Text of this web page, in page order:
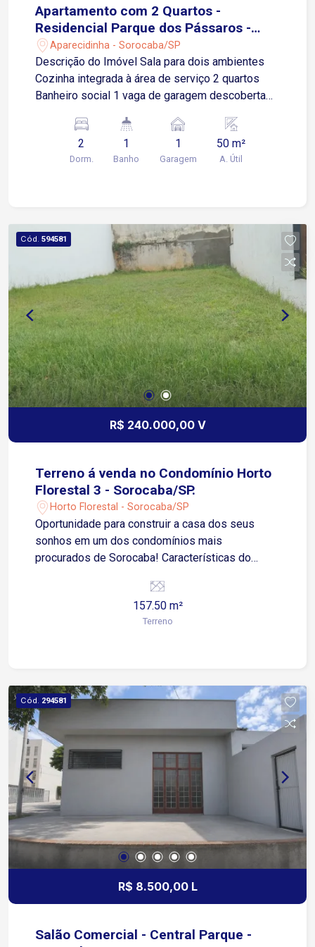
Apartamento com 2 Quartos -
Residencial Parque dos Pássaros -
Sorocaba/SP
Aparecidinha - Sorocaba/SP
Descrição do Imóvel Sala para dois ambientes
Cozinha integrada à área de serviço 2 quartos
Banheiro social 1 vaga de garagem descoberta
Espaço gourmet com churrasqueira Playground
para crianças Pet place para os animais de
estimação Praça de convivência arborizada
Aproximadamente 10 minutos até a Rodovia Dr.
Celso Charuri, por via arterial próxima Cerca de 5
minutos até o Supermercado Rede Bom Lugar
Também há bom acesso a outras vias
importantes da cidade, como avenidas que
conectam ao centro de Sorocaba e às regiões
Norte/Sul Região residencial, com tranquilidade e
boa mobilidade para deslocamentos diários Entre
em contato e agende sua visita!
2
Dorm.
1
Banho
1
Garagem
50 m²
A. Útil
Cód. 594581
R$ 240.000,00 V
Terreno á venda no Condomínio Horto
Florestal 3 - Sorocaba/SP.
Horto Florestal - Sorocaba/SP
Oportunidade para construir a casa dos seus
sonhos em um dos condomínios mais
procurados de Sorocaba! Características do
21,00 metros Terreno com ótimo aproveitamento
para projetos residenciais Localizado em
condomínio fechado, com segurança e excelente
playground e espaços de lazer, proporcionando
tranquilidade, conforto e qualidade de vida para
toda a família. Além disso, conta com fácil
acesso às principais vias da cidade, com
comércios, escolas, supermercados e diversos
serviços nas proximidades. Entre em contato e
agende uma visita!
157.50 m²
Terreno
Cód. 294581
R$ 8.500,00 L
Salão Comercial - Central Parque -